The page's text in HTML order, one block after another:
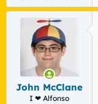
John McClane
I ❤ Alfonso